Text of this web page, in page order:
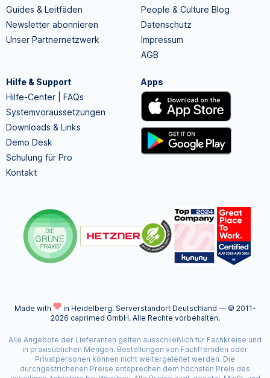
Guides & Leitfäden
Newsletter abonnieren
Unser Partnernetzwerk
People & Culture Blog
Datenschutz
Impressum
AGB
Hilfe & Support
Hilfe-Center | FAQs
Systemvoraussetzungen
Downloads & Links
Demo Desk
Schulung für Pro
Kontakt
Apps
Made with in Heidelberg. Serverstandort Deutschland — © 2011-
2026 caprimed GmbH. Alle Rechte vorbehalten.
Alle Angebote der Lieferanten gelten ausschließlich für Fachkreise und
in praxisüblichen Mengen. Bestellungen von Fachfremden oder
Privatpersonen können nicht weitergeleitet werden. Die
durchgestrichenen Preise entsprechen dem höchsten Preis des